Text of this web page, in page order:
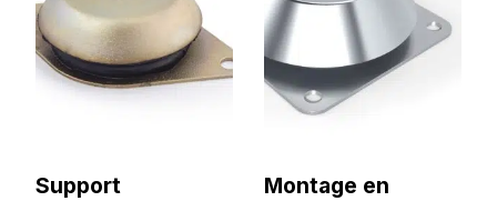
Support
Montage en